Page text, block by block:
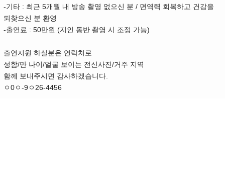
-기타 : 최근 5개월 내 방송 촬영 없으신 분 / 면역력 회복하고 건강을
되찾으신 분 환영
-출연료 : 50만원 (지인 동반 촬영 시 조정 가능)
출연지원 하실분은 연락처로
성함/만 나이/얼굴 보이는 전신사진/거주 지역
함께 보내주시면 감사하겠습니다.
ㅇ0ㅇ-9ㅇ26-4456